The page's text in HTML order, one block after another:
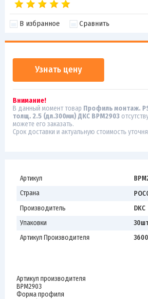
В избранное Сравнить
Узнать цену
Внимание!
В данный момент товар Профиль монтаж.
толщ. 2.5 (дл.300мм) ДКС BPM2903
можете его заказать.
Срок доставки и актуальную стоимость
Артикул
Страна
Производитель
DKC
Упаковки
Артикул Производителя
Артикул производителя
BPM2903
Форма профиля